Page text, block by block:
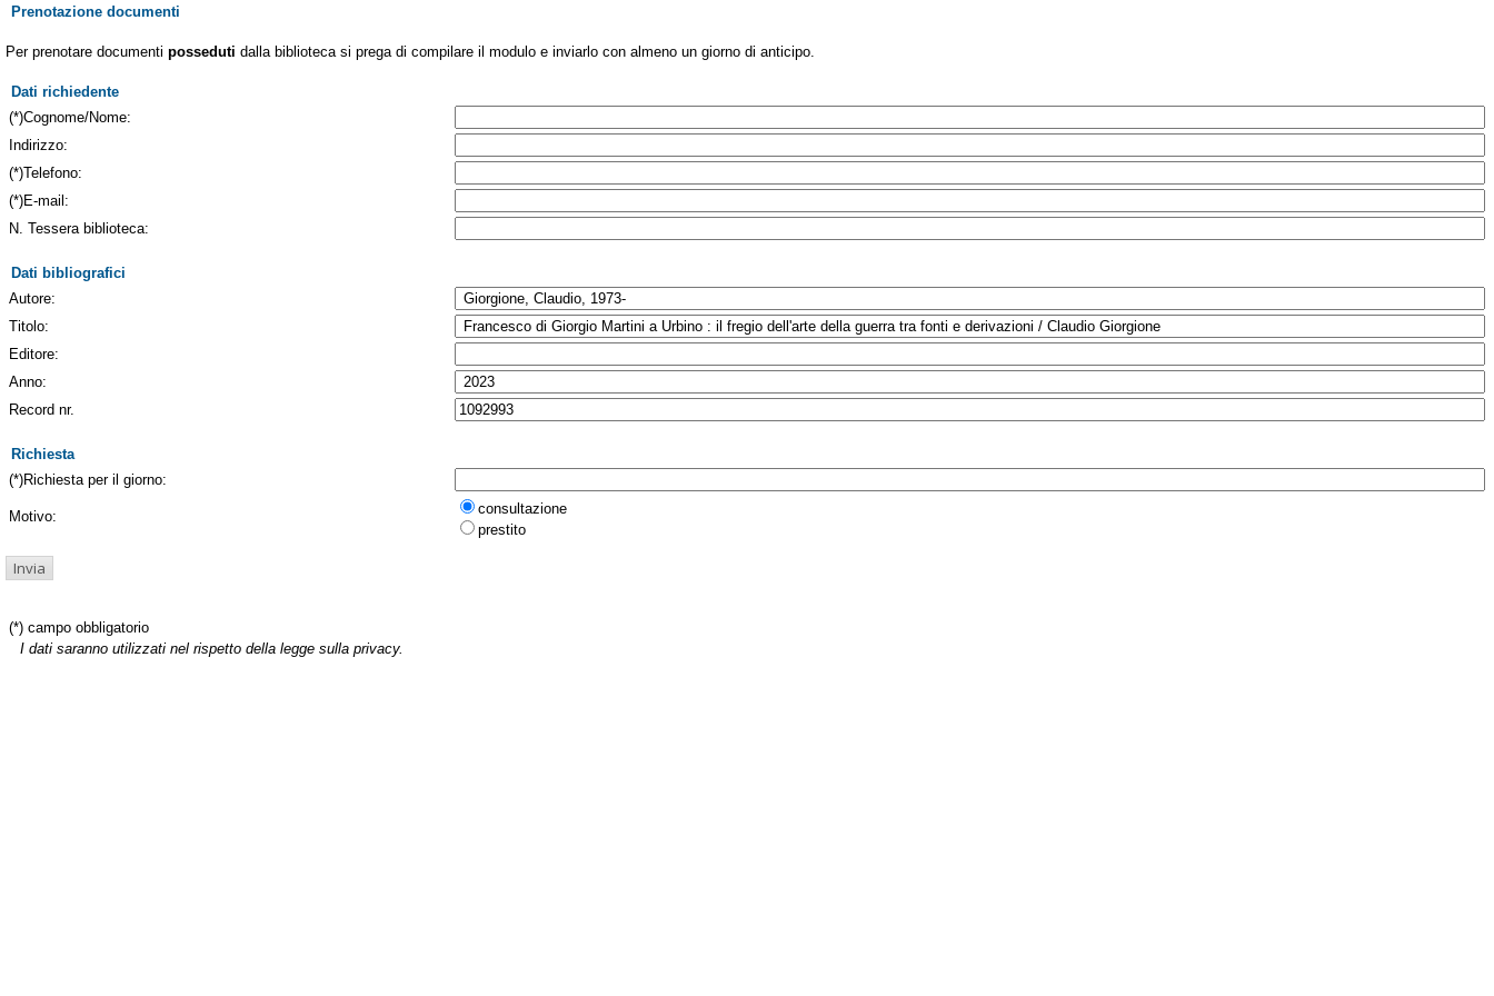
Prenotazione documenti
Per prenotare documenti posseduti dalla biblioteca si prega di compilare il modulo e inviarlo con almeno un giorno di anticipo.
Dati richiedente
(*)Cognome/Nome:
Indirizzo:
(*)Telefono:
(*)E-mail:
N. Tessera biblioteca:
Dati bibliografici
Autore:
Titolo:
Editore:
Anno:
Record nr.
Richiesta
(*)Richiesta per il giorno:
Motivo:
consultazione
prestito
(*) campo obbligatorio
I dati saranno utilizzati nel rispetto della legge sulla privacy.